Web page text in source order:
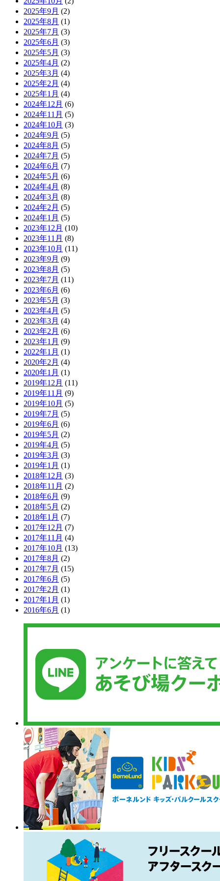
2025年9月 (2)
2025年8月 (1)
2025年7月 (3)
2025年6月 (3)
2025年5月 (3)
2025年4月 (2)
2025年3月 (4)
2025年2月 (4)
2025年1月 (4)
2024年12月 (6)
2024年11月 (5)
2024年10月 (3)
2024年9月 (5)
2024年8月 (5)
2024年7月 (5)
2024年6月 (7)
2024年5月 (6)
2024年4月 (8)
2024年3月 (8)
2024年2月 (5)
2024年1月 (5)
2023年12月 (10)
2023年11月 (8)
2023年10月 (11)
2023年9月 (9)
2023年8月 (5)
2023年7月 (11)
2023年6月 (6)
2023年5月 (3)
2023年4月 (5)
2023年3月 (4)
2023年2月 (6)
2023年1月 (9)
2022年1月 (1)
2020年2月 (4)
2020年1月 (1)
2019年12月 (11)
2019年11月 (9)
2019年10月 (5)
2019年7月 (5)
2019年6月 (6)
2019年5月 (2)
2019年4月 (5)
2019年3月 (3)
2019年1月 (1)
2018年12月 (3)
2018年11月 (2)
2018年6月 (9)
2018年5月 (2)
2018年1月 (7)
2017年12月 (7)
2017年11月 (4)
2017年10月 (13)
2017年8月 (2)
2017年7月 (15)
2017年6月 (5)
2017年2月 (1)
2017年1月 (1)
2016年6月 (1)